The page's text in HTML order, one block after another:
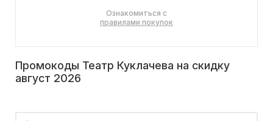
Ознакомиться с
правилами покупок
Промокоды Театр Куклачева на скидку
август 2026